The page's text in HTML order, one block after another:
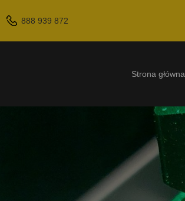
888 939 872
Strona główna